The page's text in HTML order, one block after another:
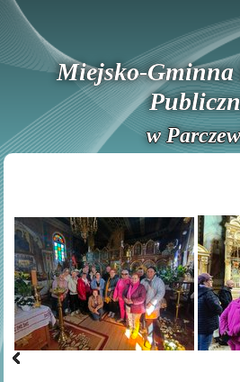
Miejsko-
w